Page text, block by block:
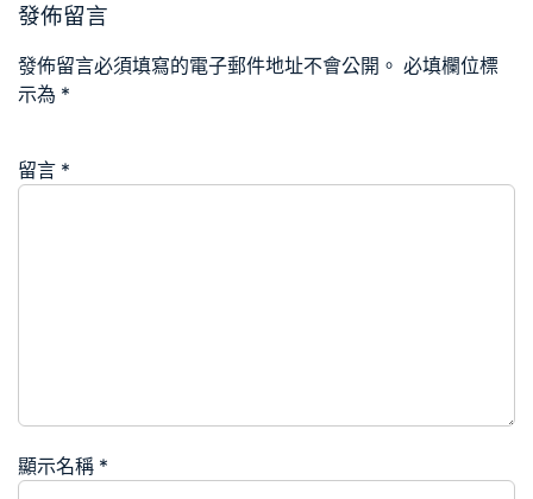
發佈留言
發佈留言必須填寫的電子郵件地址不會公開。 必填欄位標
示為 *
留言 *
顯示名稱 *